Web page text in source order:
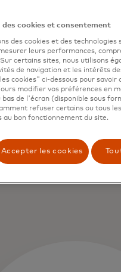
cookies et consentement
des cookies et des
leurs performances,
certains sites, nous utilisons
de navigation et les intérêts
cookies" ci-dessous pour savoir
modifier vos préférences en
bas de l'écran (disponible sous
refuser certains ou tous
au bon fonctionnement du site.
Accepter les cookies